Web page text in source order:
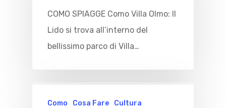
COMO SPIAGGE Como Villa Olmo: Il
Lido si trova all’interno del
bellissimo parco di Villa…
Como Cosa Fare Cultura